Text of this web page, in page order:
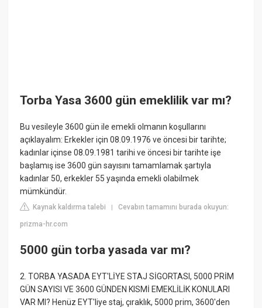
Torba Yasa 3600 gün emeklilik var mı?
Bu vesileyle 3600 gün ile emekli olmanın koşullarını
açıklayalım: Erkekler için 08.09.1976 ve öncesi bir tarihte;
kadınlar içinse 08.09.1981 tarihi ve öncesi bir tarihte işe
başlamış ise 3600 gün sayısını tamamlamak şartıyla
kadınlar 50, erkekler 55 yaşında emekli olabilmek
mümkündür.
Kaynak kaldırma talebi |Cevabın tamamını burada okuyun:
prizma-hr.com
5000 gün torba yasada var mı?
2. TORBA YASADA EYT'LİYE STAJ SİGORTASI, 5000 PRİM
GÜN SAYISI VE 3600 GÜNDEN KISMİ EMEKLİLİK KONULARI
VAR MI? Henüz EYT'liye staj, çıraklık, 5000 prim, 3600'den